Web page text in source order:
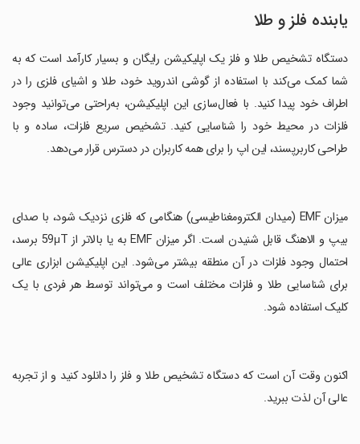
یابنده فلز و طلا
دستگاه تشخیص طلا و فلز یک اپلیکیشن رایگان و بسیار کارآمد است که به
شما کمک می‌کند با استفاده از گوشی اندروید خود، طلا و اشیای فلزی را در
اطراف خود پیدا کنید. با فعال‌سازی این اپلیکیشن، به‌راحتی می‌توانید وجود
فلزات در محیط خود را شناسایی کنید. تشخیص سریع فلزات، ساده و با
طراحی کاربرپسند، این اپ را برای همه کاربران در دسترس قرار می‌دهد.
‏میزان EMF (میدان الکترومغناطیسی) هنگامی که فلزی نزدیک شود، با صدای
بیپ و الاهنگ قابل شنیدن است. اگر میزان EMF به یا بالاتر از 59μT برسد،
احتمال وجود فلزات در آن منطقه بیشتر می‌شود. این اپلیکیشن ابزاری عالی
برای شناسایی طلا و فلزات مختلف است و می‌تواند توسط هر فردی با یک
کلیک استفاده شود.
‏اکنون وقت آن است که دستگاه تشخیص طلا و فلز را دانلود کنید و از تجربه
عالی آن لذت ببرید.